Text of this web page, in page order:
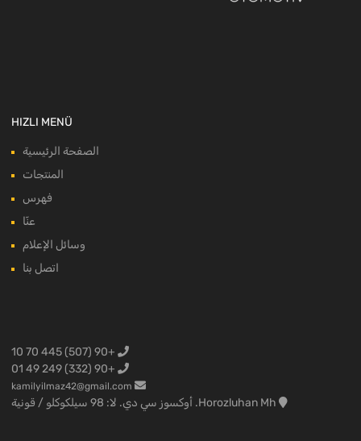
HIZLI MENÜ
الصفحة الرئيسية
المنتجات
فهرس
عنّا
وسائل الإعلام
اتصل بنا
+90 (507) 445 70 10
+90 (332) 249 49 01
kamilyilmaz42@gmail.com
Horozluhan Mh. أوكسوز سي دي. لا: 98 سيلكوكلو / قونية